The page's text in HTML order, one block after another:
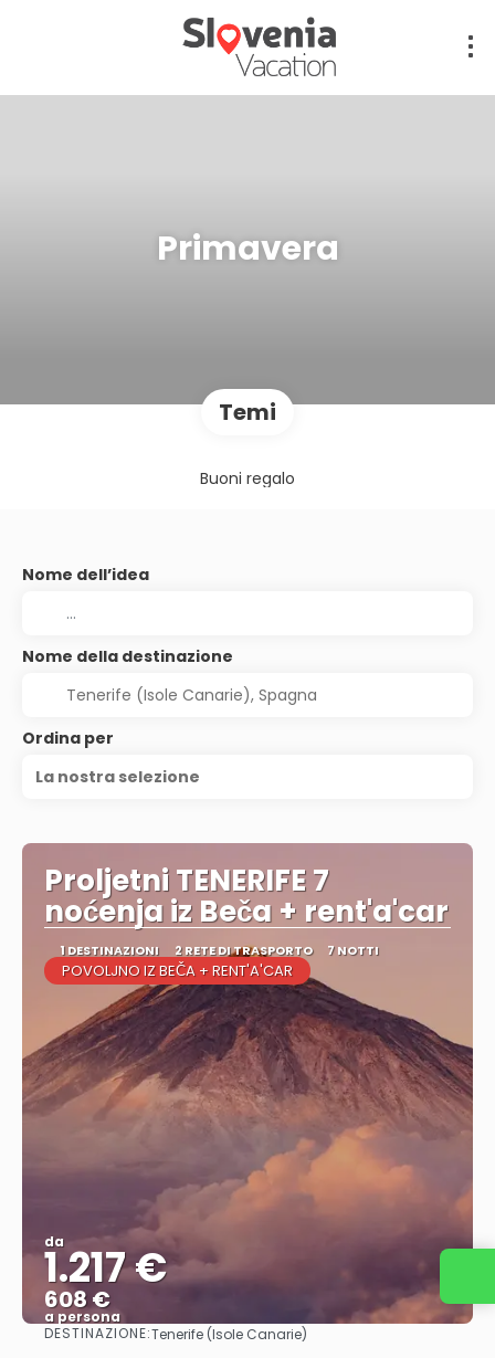
Primavera
Temi
Buoni regalo
Nome dell’idea
Nome della destinazione
Ordina per
La nostra selezione
Proljetni TENERIFE 7
noćenja iz Beča + rent'a'car
1 DESTINAZIONI 2 RETE DI TRASPORTO 7 NOTTI
POVOLJNO IZ BEČA + RENT'A'CAR
da
1.217 €
608 €
a persona
Vedere
DESTINAZIONE:Tenerife (Isole Canarie)